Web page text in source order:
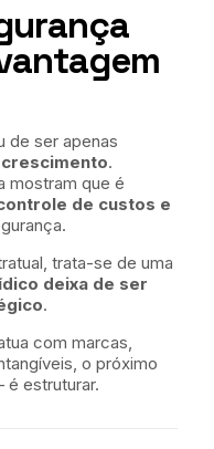
de ser apenas
.
mostram que é
de custos e
trata-se de uma
deixa de ser
.
com marcas,
o próximo
estruturar.